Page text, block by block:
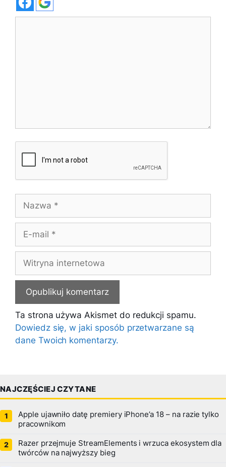
mail
internetowa
Ta strona używa Akismet do redukcji spamu.
Dowiedz się, w jaki sposób przetwarzane są
dane Twoich komentarzy.
NAJCZĘŚCIEJ CZYTANE
Apple ujawniło datę premiery iPhone’a 18 – na razie tylko
pracownikom
Razer przejmuje StreamElements i wrzuca ekosystem dla
twórców na najwyższy bieg